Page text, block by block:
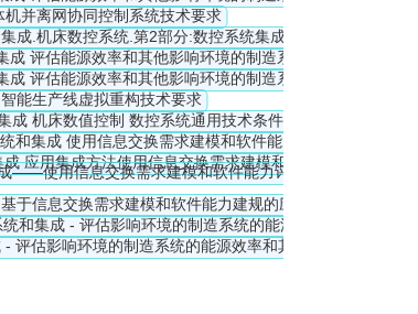
implement CMSE in the solution